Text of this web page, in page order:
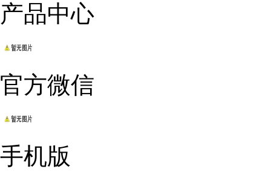
产品中心
官方微信
手机版